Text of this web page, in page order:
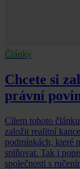
Články
Chcete si
právní
Cílem tohoto
založit realitní
podmínkách, které
splňovat. Tak i
společnosti s